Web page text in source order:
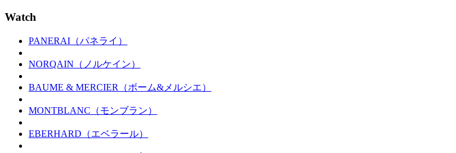
Watch
PANERAI（パネライ）
NORQAIN（ノルケイン）
BAUME & MERCIER（ボーム&メルシエ）
MONTBLANC（モンブラン）
EBERHARD（エベラール）